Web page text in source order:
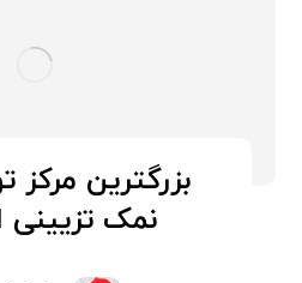
بزرگترین
نمک تزیینی